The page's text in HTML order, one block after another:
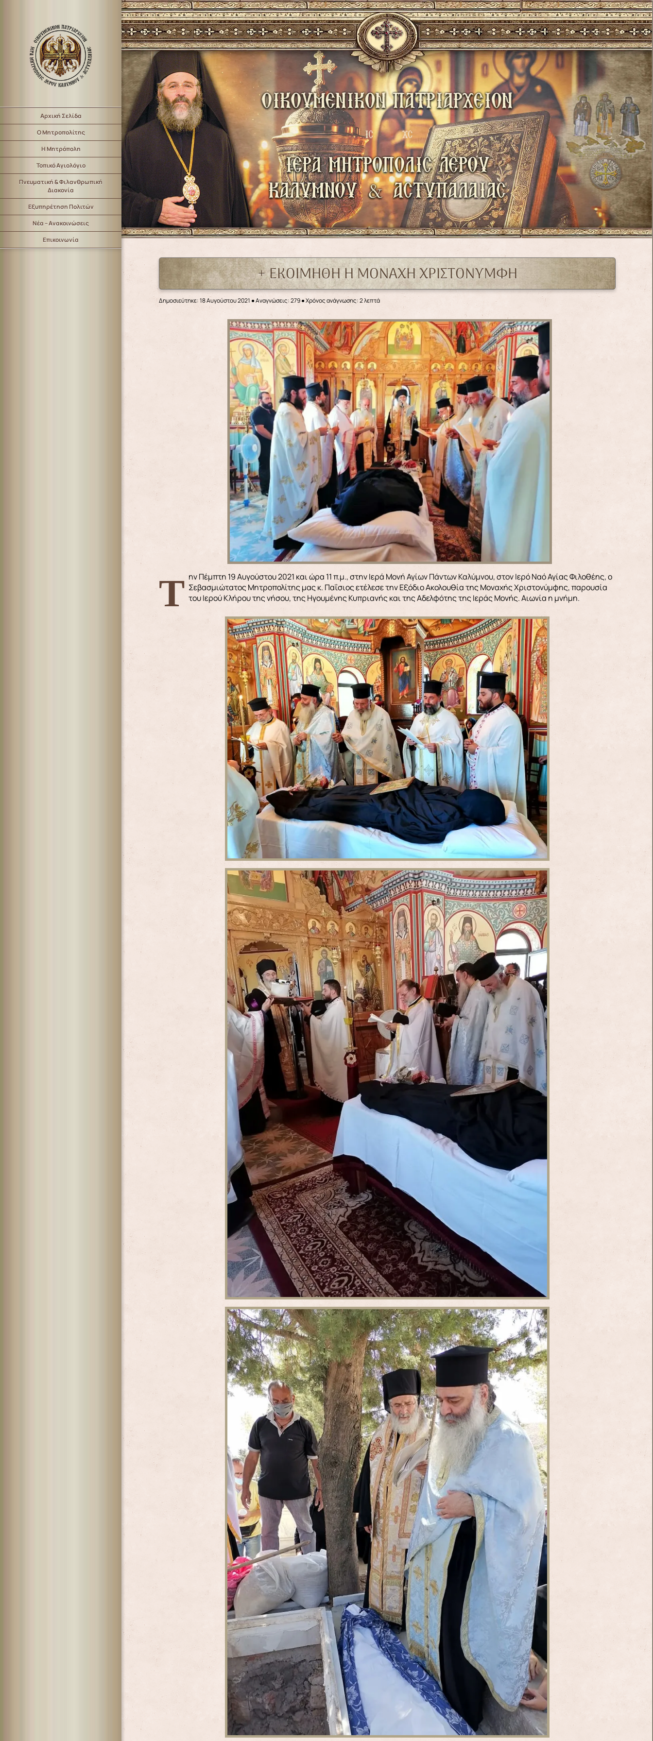
Αρχική Σελίδα
Ο Μητροπολίτης
Η Μητρόπολη
Τοπικό Αγιολόγιο
Πνευματική & Φιλανθρωπική
Διακονία
Εξυπηρέτηση Πολιτών
Νέα – Ανακοινώσεις
Επικοινωνία
+ ΕΚΟΙΜΗΘΗ Η ΜΟΝΑΧΗ ΧΡΙΣΤΟΝΥΜΦΗ
Δημοσιεύτηκε: 18 Αυγούστου 2021 ●Αναγνώσεις: 279● Χρόνος ανάγνωσης: 2 λεπτά
Την Πέμπτη 19 Αυγούστου 2021 και ώρα 11 π.μ., στην Ιερά Μονή Αγίων Πάντων Καλύμνου, στον Ιερό Ναό Αγίας Φιλοθέης, ο Σεβασμιώτατος Μητροπολίτης μας κ. Παΐσιος ετέλεσε την Εξόδιο Ακολουθία της Μοναχής Χριστονύμφης, παρουσία
του Ιερού Κλήρου της νήσου, της Ηγουμένης Κυπριανής και της Αδελφότης της Ιεράς Μονής. Αιωνία η μνήμη.